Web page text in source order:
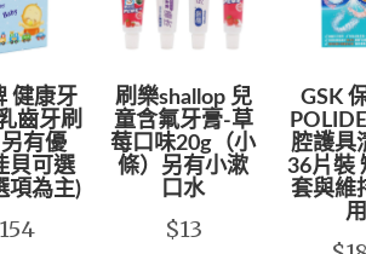
健康牙
齒牙刷
有優
貝可選
項為主)
刷樂shallop 兒
童含氟牙膏-草
莓口味20g（小
條）另有小漱
口水
$13
GSK
腔護具
36片裝
套與維
用